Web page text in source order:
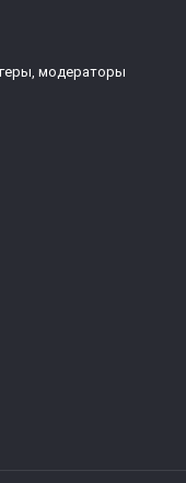
модераторы